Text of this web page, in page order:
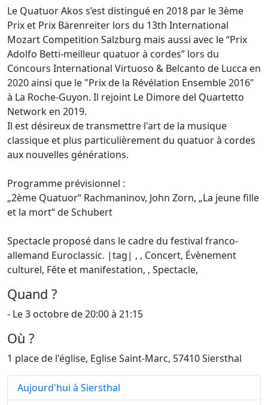
Le Quatuor Akos s’est distingué en 2018 par le 3ème
Prix et Prix Bärenreiter lors du 13th International
Mozart Competition Salzburg mais aussi avec le “Prix
Adolfo Betti-meilleur quatuor à cordes” lors du
Concours International Virtuoso & Belcanto de Lucca en
2020 ainsi que le "Prix de la Révélation Ensemble 2016"
à La Roche-Guyon. Il rejoint Le Dimore del Quartetto
Network en 2019.
Il est désireux de transmettre l'art de la musique
classique et plus particulièrement du quatuor à cordes
aux nouvelles générations.
Programme prévisionnel :
„2ème Quatuor“ Rachmaninov, John Zorn, „La jeune fille
et la mort“ de Schubert
Spectacle proposé dans le cadre du festival franco-
allemand Euroclassic. |tag| , , Concert, Évènement
culturel, Fête et manifestation, , Spectacle,
Quand ?
- Le 3 octobre de 20:00 à 21:15
Où ?
1 place de l'église, Eglise Saint-Marc, 57410 Siersthal
Aujourd'hui à Siersthal